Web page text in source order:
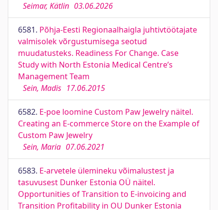
Seimar, Kätlin 03.06.2026
6581. Põhja-Eesti Regionaalhaigla juhtivtöötajate
valmisolek võrgustumisega seotud
muudatusteks. Readiness For Change. Case
Study with North Estonia Medical Centre’s
Management Team
Sein, Madis 17.06.2015
6582. E-poe loomine Custom Paw Jewelry näitel.
Creating an E-commerce Store on the Example of
Custom Paw Jewelry
Sein, Maria 07.06.2021
6583. E-arvetele ülemineku võimalustest ja
tasuvusest Dunker Estonia OÜ näitel.
Opportunities of Transition to E-invoicing and
Transition Profitability in OU Dunker Estonia